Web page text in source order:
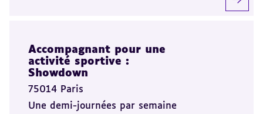
Accompagnant pour une
activité sportive :
Showdown
75014 Paris
Une demi-journées par semaine